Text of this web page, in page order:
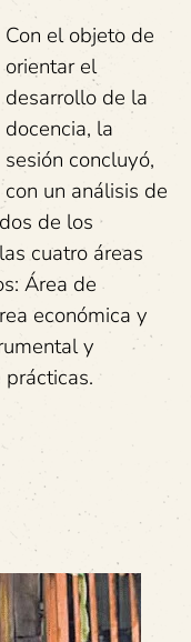
Con el objeto de
orientar el
desarrollo de la
docencia, la
sesión concluyó,
con un análisis de
de los
cuatro áreas
Área de
económica y
y